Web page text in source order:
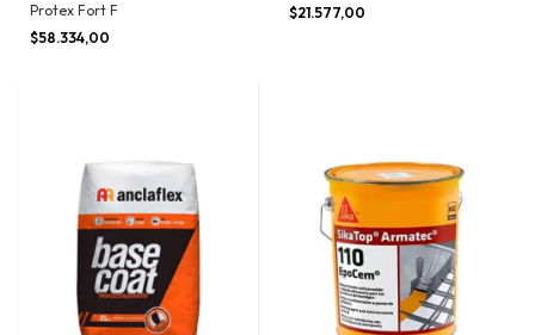
Protex Fort F
$58.334,00
$21.577,00